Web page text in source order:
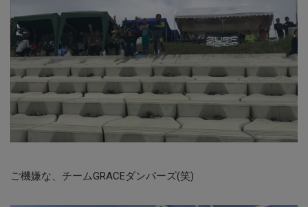
ご機嫌な、チームGRACEダンパーズ(笑)